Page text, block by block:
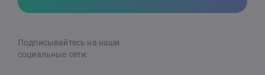
Подписывайтесь на наши
cоциальные сети: